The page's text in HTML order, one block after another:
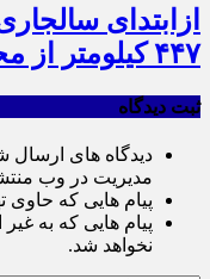
ازابتدای
۴۴۷ کیلومتر از محورهای خراسان جنوبی
ثبت دیدگاه
دیدگاه های ارسال
مدیریت در وب
پیام هایی که حاوی
پیام هایی که به
نخواهد شد.